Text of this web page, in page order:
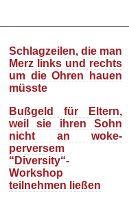
Schlagzeilen, die man
Merz links und rechts
um die Ohren hauen
müsste
Bußgeld für Eltern,
weil sie ihren Sohn
nicht an woke-
perversem
“Diversity“-
Workshop
teilnehmen ließen